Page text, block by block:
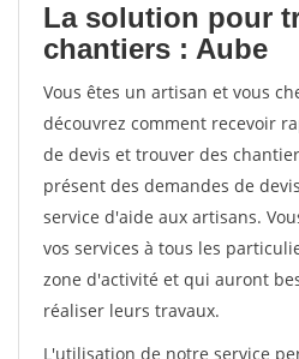
La solution pour
chantiers : Aube
Vous êtes un artisan et vous
découvrez comment recevoir
de devis et trouver des
présent des demandes de
service d'aide aux artisans.
vos services à tous les
zone d'activité et qui auront
réaliser leurs travaux.
L'utilisation de notre service